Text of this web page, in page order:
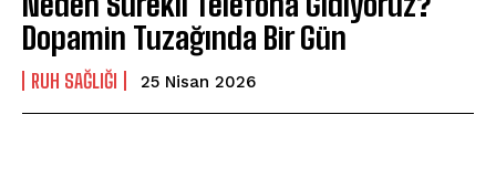
Dopamin Tuzağında Bir Gün
⁠RUH SAĞLIĞI 25 Nisan 2026